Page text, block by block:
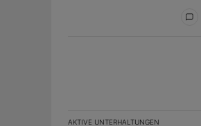
AKTIVE UNTERHALTUNGEN